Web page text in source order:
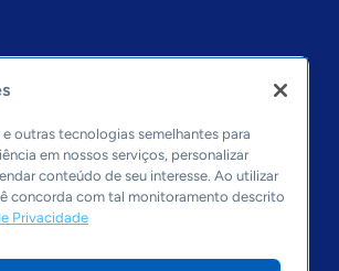
outras tecnologias semelhantes para
em nossos serviços, personalizar
conteúdo de seu interesse. Ao utilizar
concorda com tal monitoramento descrito
Privacidade